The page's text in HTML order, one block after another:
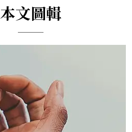
本文圖輯